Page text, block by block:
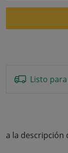
Listo
a la descripción